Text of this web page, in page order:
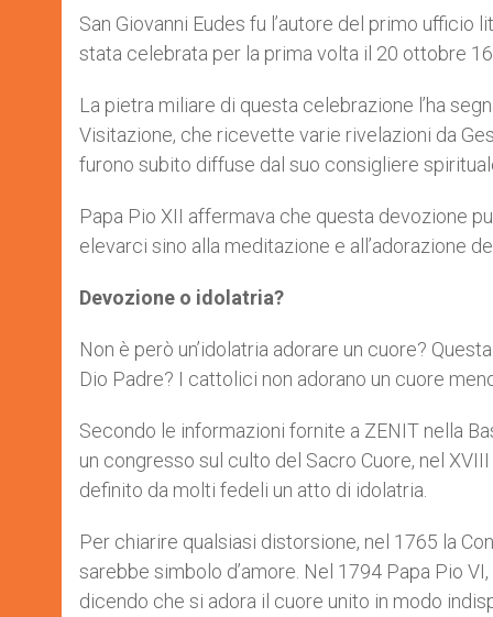
San Giovanni Eudes fu l’autore del primo ufficio
stata celebrata per la prima volta il 20 ottobre
La pietra miliare di questa celebrazione l’ha
Visitazione, che ricevette varie rivelazioni da
furono subito diffuse dal suo consigliere
Papa Pio XII affermava che questa devozione
elevarci sino alla meditazione e all’adorazione
Devozione o idolatria?
Non è però un’idolatria adorare un cuore?
Dio Padre? I cattolici non adorano un cuore
Secondo le informazioni fornite a ZENIT nella
un congresso sul culto del Sacro Cuore, nel
definito da molti fedeli un atto di idolatria.
Per chiarire qualsiasi distorsione, nel 1765 la
sarebbe simbolo d’amore. Nel 1794 Papa Pio
dicendo che si adora il cuore unito in modo